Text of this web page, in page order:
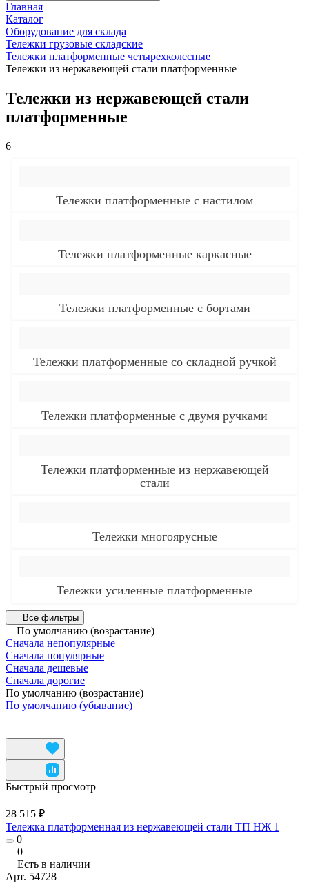
Главная
Каталог
Оборудование для склада
Тележки грузовые складские
Тележки платформенные четырехколесные
Тележки из нержавеющей стали платформенные
Тележки из нержавеющей стали
платформенные
6
Тележки платформенные с настилом
Тележки платформенные каркасные
Тележки платформенные с бортами
Тележки платформенные со складной ручкой
Тележки платформенные с двумя ручками
Тележки платформенные из нержавеющей
стали
Тележки многоярусные
Тележки усиленные платформенные
Все фильтры
По умолчанию (возрастание)
Сначала непопулярные
Сначала популярные
Сначала дешевые
Сначала дорогие
По умолчанию (возрастание)
По умолчанию (убывание)
Быстрый просмотр
28 515 ₽
Тележка платформенная из нержавеющей стали ТП НЖ 1
0
0
Есть в наличии
Арт. 54728